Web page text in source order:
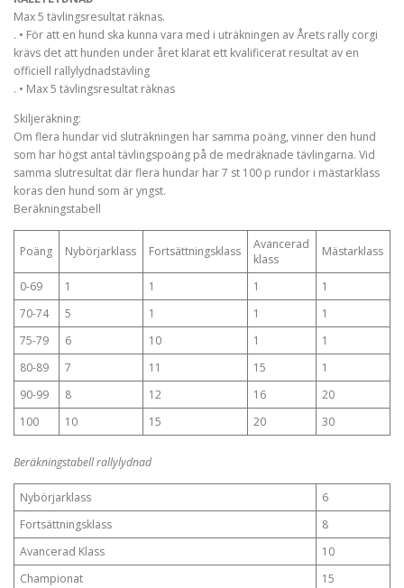
Max 5 tävlingsresultat räknas.
. • För att en hund ska kunna vara med i uträkningen av Årets rally corgi
krävs det att hunden under året klarat ett kvalificerat resultat av en
officiell rallylydnadstävling
. • Max 5 tävlingsresultat räknas
Skiljeräkning:
Om flera hundar vid sluträkningen har samma poäng, vinner den hund
som har högst antal tävlingspoäng på de medräknade tävlingarna. Vid
samma slutresultat där flera hundar har 7 st 100 p rundor i mästarklass
koras den hund som är yngst.
Beräkningstabell
Poäng Nybörjarklass Fortsättningsklass
Avancerad
klass
Mästarklass
0-69 1 1 1
1
70-74
5 1 1
1
75-79
6 10 1
1
80-89
7 11 15
1
90-99
8 12 16
20
100
10 15 20 30
Beräkningstabell rallylydnad
Nybörjarklass
6
Fortsättningsklass
8
Avancerad Klass
10
Championat
15